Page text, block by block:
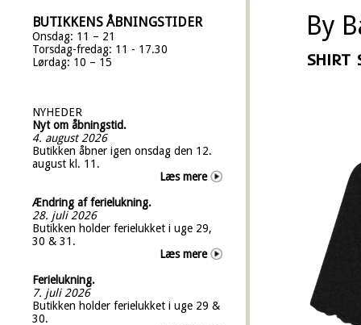
BUTIKKENS ÅBNINGSTIDER
Onsdag: 11 – 21
Torsdag-fredag: 11 - 17.30
Lørdag: 10 – 15
NYHEDER
Nyt om åbningstid.
4. august 2026
Butikken åbner igen onsdag den 12.
august kl. 11.
Læs mere
Ændring af ferielukning.
28. juli 2026
Butikken holder ferielukket i uge 29,
30 & 31.
Læs mere
Ferielukning.
7. juli 2026
Butikken holder ferielukket i uge 29 &
30.
By
SHIRT